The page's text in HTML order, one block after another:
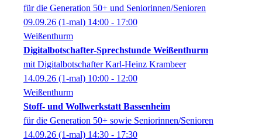
für die Generation 50+ und Seniorinnen/Senioren
09.09.26 (1-mal) 14:00 - 17:00
Weißenthurm
Digitalbotschafter-Sprechstunde Weißenthurm
mit Digitalbotschafter Karl-Heinz Krambeer
14.09.26 (1-mal) 10:00 - 12:00
Weißenthurm
Stoff- und Wollwerkstatt Bassenheim
für die Generation 50+ sowie Seniorinnen/Senioren
14.09.26 (1-mal) 14:30 - 17:30